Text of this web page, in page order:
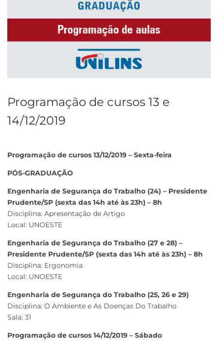
Programação de cursos 13 e
14/12/2019
Programação de cursos 13/12/2019 – Sexta-feira
PÓS-GRADUAÇÃO
Engenharia de Segurança do Trabalho (24) – Presidente
Prudente/SP (sexta das 14h até às 23h) – 8h
Disciplina: Apresentação de Artigo
Local: UNOESTE
Engenharia de Segurança do Trabalho (27 e 28) –
Presidente Prudente/SP (sexta das 14h até às 23h) – 8h
Disciplina: Ergonomia
Local: UNOESTE
Engenharia de Segurança do Trabalho (25, 26 e 29)
Disciplina: O Ambiente e As Doenças Do Trabalho
Sala: 31
Programação de cursos 14/12/2019 – Sábado